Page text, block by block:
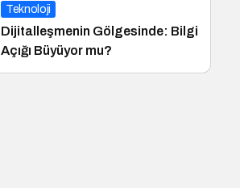
Teknoloji
Dijitalleşmenin Gölgesinde: Bilgi
Açığı Büyüyor mu?